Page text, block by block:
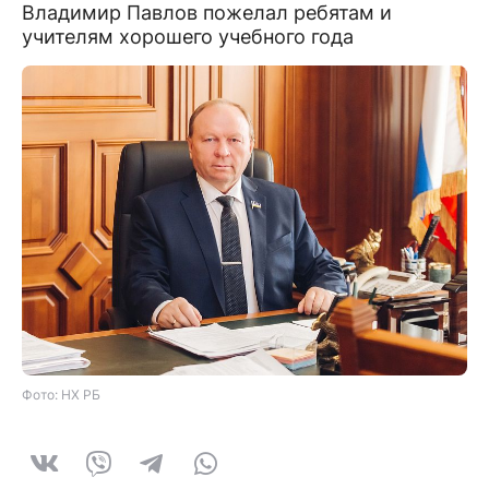
Владимир Павлов пожелал ребятам и
учителям хорошего учебного года
Фото: НХ РБ